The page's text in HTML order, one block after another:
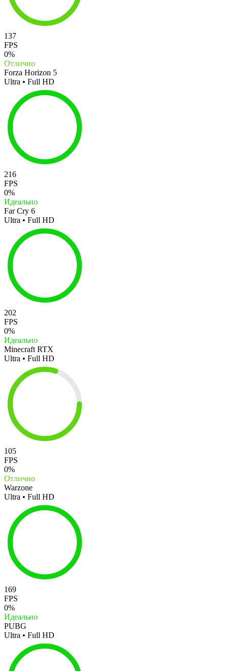
137
FPS
0%
Отлично
Forza Horizon 5
Ultra • Full HD
216
FPS
0%
Идеально
Far Cry 6
Ultra • Full HD
202
FPS
0%
Идеально
Minecraft RTX
Ultra • Full HD
105
FPS
0%
Отлично
Warzone
Ultra • Full HD
169
FPS
0%
Идеально
PUBG
Ultra • Full HD